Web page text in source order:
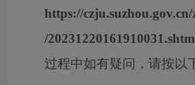
https://
/
过程中如有疑问，请按以